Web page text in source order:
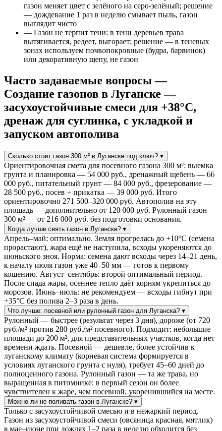
газон меняет цвет с зелёного на серо-зелёный; решение
— дождевание 1 раз в неделю смывает пыль, газон
выглядит чисто
— Газон не терпит тени: в тени деревьев трава
вытягивается, редеет, выгорает; решение — в теневых
зонах используем почвопокровные (будра, барвинок)
или декоративную щепу, не газон
Часто задаваемые вопросы —
Создание газонов в Луганске —
засухоустойчивые смеси для +38°C,
дренаж для суглинка, с укладкой и
запуском автополива
Сколько стоит газон 300 м² в Луганске под ключ? ▾
Ориентировочная смета для посевного газона 300 м²: выемка
грунта и планировка — 54 000 руб., дренажный щебень — 66
000 руб., питательный грунт — 84 000 руб., фрезерование —
28 500 руб., посев + прикатка — 39 000 руб. Итого
ориентировочно 271 500–320 000 руб. Автополив на эту
площадь — дополнительно от 120 000 руб. Рулонный газон
300 м² — от 216 000 руб. без подготовки основания.
Когда лучше сеять газон в Луганске? ▾
Апрель–май: оптимально. Земля прогрелась до +10°C (семена
прорастают), жара ещё не наступила, всходы укореняются до
июньского зноя. Норма: семена дают всходы через 14–21 день,
к началу июля газон уже 40–50 мм — готов к первому
кошению. Август–сентябрь: второй оптимальный период.
После спада жары, осеннее тепло даёт корням укрепиться до
морозов. Июнь–июль: не рекомендуем — всходы гибнут при
+35°C без полива 2–3 раза в день.
Что лучше: посевной или рулонный газон для Луганска? ▾
Рулонный — быстрее (результат через 3 дня), дороже (от 720
руб./м² против 280 руб./м² посевного). Подходит: небольшие
площади до 200 м², для представительных участков, когда нет
времени ждать. Посевной — дешевле, более устойчив к
луганскому климату (корневая система формируется в
условиях луганского грунта с нуля), требует 45–60 дней до
полноценного газона. Рулонный газон — та же трава, но
выращенная в питомнике: в первый сезон он более
чувствителен к жаре, чем посевной, укоренившийся на месте.
Можно ли не поливать газон в Луганске? ▾
Только с засухоустойчивой смесью и в нежаркий период.
Газон из засухоустойчивой смеси (овсяница красная, мятлик)
в мае–июне при дождях 1–2 раза в неделю обходится без